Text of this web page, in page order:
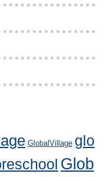
GlobalVillage glo
Glob